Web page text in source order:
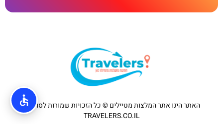
האתר הינו אתר המלצות מטיילים © כל הזכויות שמורות לסוכנות
TRAVELERS.CO.IL